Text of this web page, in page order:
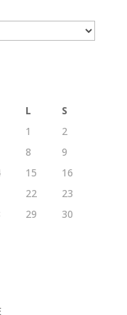
L
S
1
2
8
9
15
16
22
23
29
30